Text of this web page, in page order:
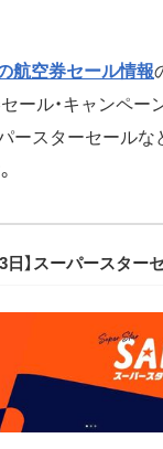
航空券セール情報
ール・キャンペー
ースターセールな
日】スーパースター